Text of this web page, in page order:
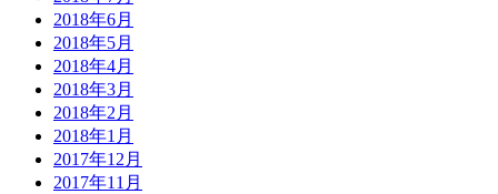
2018年6月
2018年5月
2018年4月
2018年3月
2018年2月
2018年1月
2017年12月
2017年11月